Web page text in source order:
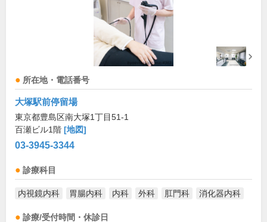
所在地・電話番号
大塚駅前停留場
東京都豊島区南大塚1丁目51-1
百瀬ビル1階 [地図]
03-3945-3344
診療科目
内視鏡内科 胃腸内科 内科 外科 肛門科 消化器内科
診療/受付時間・休診日